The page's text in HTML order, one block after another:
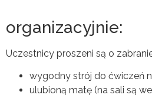
organizacyjnie:
Uczestnicy proszeni są o
wygodny strój do ćwiczeń
ulubioną matę (na sali są